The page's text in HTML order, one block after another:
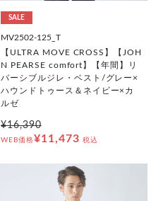
SALE
MV2502-125_T
【ULTRA MOVE CROSS】【JOH
N PEARSE comfort】【年間】リ
バーシブルジレ・ベスト/グレー×
ハウンドトゥース＆ネイビー×カ
ルゼ
¥16,390
WEB価格¥11,473 税込